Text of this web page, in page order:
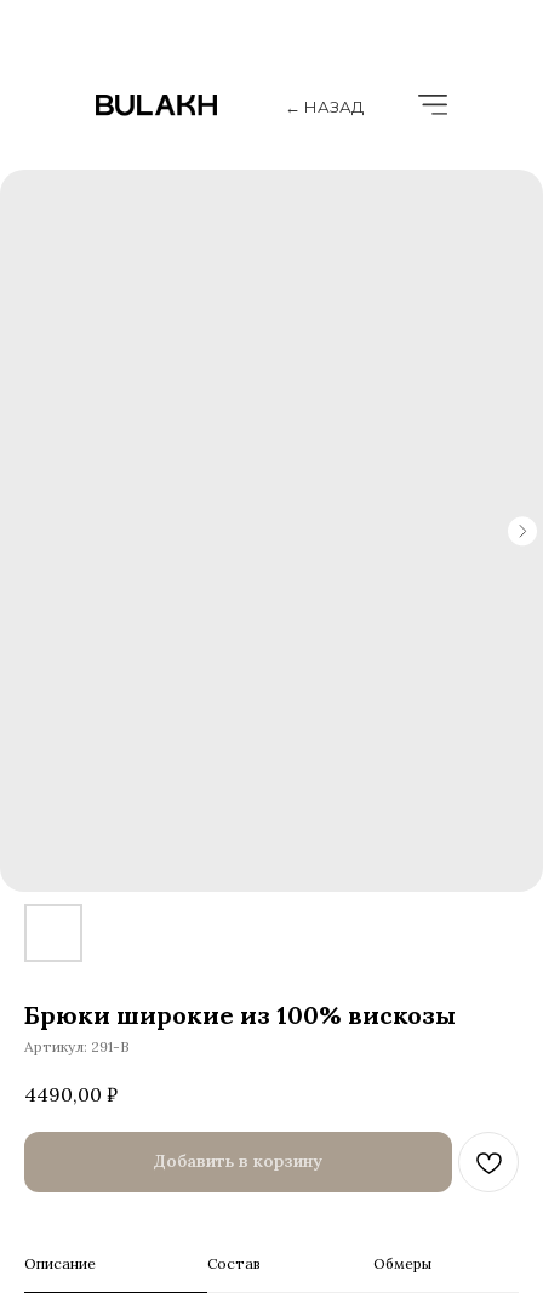
← НАЗАД
Брюки широкие из 100% вискозы
Артикул: 291-В
4490,00 ₽
Добавить в корзину
Описание Состав Обмеры